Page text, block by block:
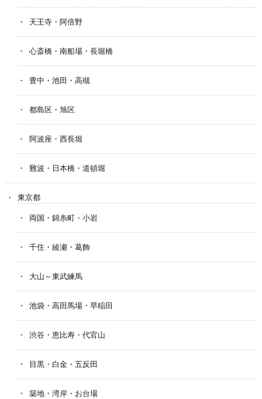
天王寺・阿倍野
心斎橋・南船場・長堀橋
豊中・池田・高槻
都島区・旭区
阿波座・西長堀
難波・日本橋・道頓堀
東京都
両国・錦糸町・小岩
千住・綾瀬・葛飾
大山～東武練馬
池袋・高田馬場・早稲田
渋谷・恵比寿・代官山
目黒・白金・五反田
築地・湾岸・お台場